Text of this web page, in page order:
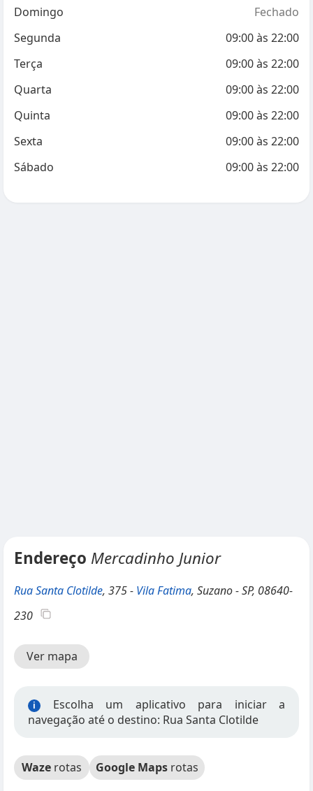
Domingo
Fechado
Segunda
09:00às 22:00
Terça
09:00às 22:00
Quarta
09:00às 22:00
Quinta
09:00às 22:00
Sexta
09:00às 22:00
Sábado
09:00às 22:00
Endereço Mercadinho Junior
Rua Santa Clotilde, 375 - Vila Fatima, Suzano - SP, 08640-
230
Ver mapa
i
Escolha um aplicativo para iniciar a
navegação até o destino: Rua Santa Clotilde
Waze rotas Google Maps rotas